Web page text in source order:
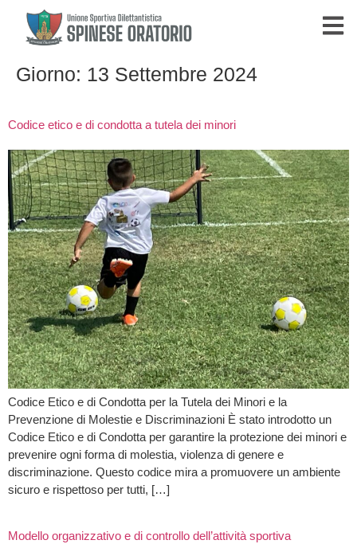
Giorno: 13 Settembre 2024
Codice etico e di condotta a tutela dei minori
Codice Etico e di Condotta per la Tutela dei Minori e la
Prevenzione di Molestie e Discriminazioni È stato introdotto un
Codice Etico e di Condotta per garantire la protezione dei minori e
prevenire ogni forma di molestia, violenza di genere e
discriminazione. Questo codice mira a promuovere un ambiente
sicuro e rispettoso per tutti, […]
Modello organizzativo e di controllo dell’attività sportiva